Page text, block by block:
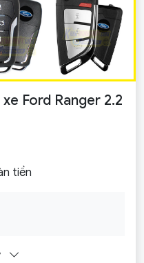
Ford Ranger 2.2
tiền